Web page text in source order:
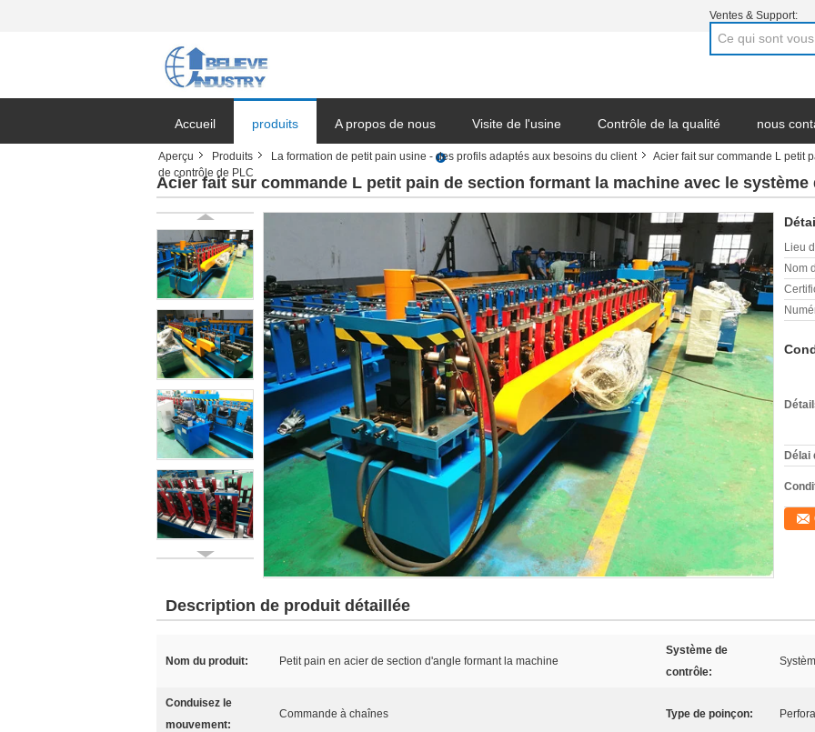
Ventes & Support:
Accueil produits A propos de nous Visite de l'usine Contrôle de la qualité nous
Nouvelles de société
Aperçu Produits La formation de petit pain usine - des profils adaptés aux besoins du client
Acier fait sur commande L petit
de contrôle de PLC
Acier fait sur commande L petit pain de section formant la machine avec le système
Lieu
Nom
Délai
Description de produit détaillée
Nom du produit: Petit pain en acier de section d'angle formant la machine
Système de
contrôle:
Conduisez le
mouvement:
Commande à chaînes Type de poinçon: